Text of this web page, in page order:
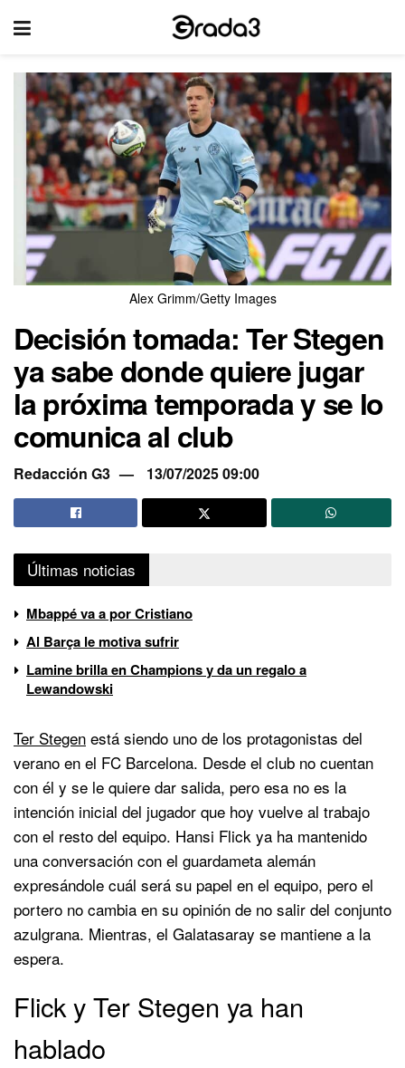
Alex Grimm/Getty Images
Decisión tomada: Ter Stegen
ya sabe donde quiere jugar
la próxima temporada y se lo
comunica al club
Redacción G3 13/07/2025 09:00
Últimas noticias
Mbappé va a por Cristiano
Al Barça le motiva sufrir
Lamine brilla en Champions y da un regalo a
Lewandowski
Ter Stegen está siendo uno de los protagonistas del
verano en el FC Barcelona. Desde el club no cuentan
con él y se le quiere dar salida, pero esa no es la
intención inicial del jugador que hoy vuelve al trabajo
con el resto del equipo. Hansi Flick ya ha mantenido
una conversación con el guardameta alemán
expresándole cuál será su papel en el equipo, pero el
portero no cambia en su opinión de no salir del conjunto
azulgrana. Mientras, el Galatasaray se mantiene a la
espera.
Flick y Ter Stegen ya han
hablado